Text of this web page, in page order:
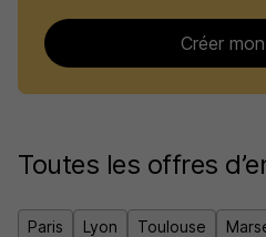
Créer
Toutes les offres
Paris Lyon Toulouse